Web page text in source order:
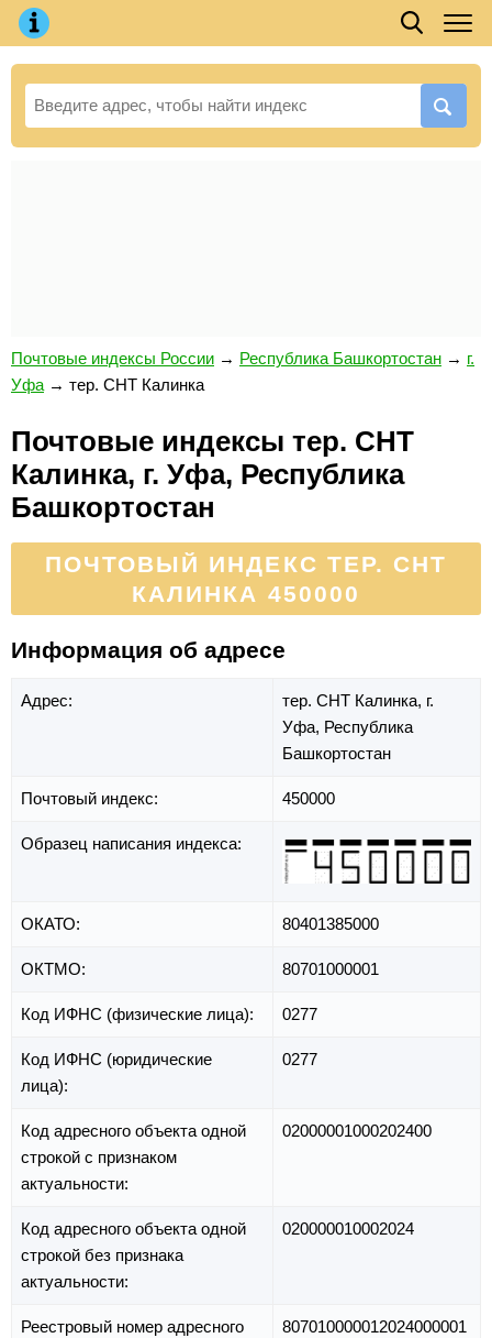
Почтовые индексы России → Республика Башкортостан → г.
Уфа → тер. СНТ Калинка
Почтовые индексы тер. СНТ
Калинка, г. Уфа, Республика
Башкортостан
ПОЧТОВЫЙ ИНДЕКС ТЕР. СНТ
КАЛИНКА 450000
Информация об адресе
Адрес: тер. СНТ Калинка, г.
Уфа, Республика
Башкортостан
Почтовый индекс: 450000
Образец написания индекса:
ОКАТО: 80401385000
ОКТМО: 80701000001
Код ИФНС (физические лица): 0277
Код ИФНС (юридические
лица):
0277
Код адресного объекта одной
строкой с признаком
актуальности:
02000001000202400
Код адресного объекта одной
строкой без признака
актуальности:
020000010002024
Реестровый номер адресного
807010000012024000001